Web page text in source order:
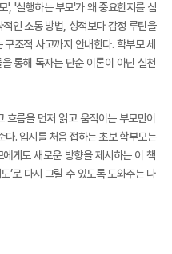
', '실행하는 부모'가 왜 중요한지를 심
인 소통 방법, 성적보다 감정 루틴을
조적 사고까지 안내한다. 학부모 세
통해 독자는 단순 이론이 아닌 실천
름을 먼저 읽고 움직이는 부모만이
. 입시를 처음 접하는 초보 학부모는
게도 새로운 방향을 제시하는 이 책
’로 다시 그릴 수 있도록 도와주는 나